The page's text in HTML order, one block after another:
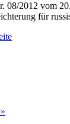
08/2012 vom
für